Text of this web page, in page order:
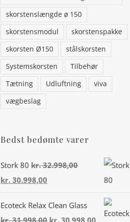
skorstenslængde ø 150
skorstensmodul
skorstenspakke
skorsten Ø150
stålskorsten
Systemskorsten
Tilbehør
Tætning
Udluftning
viva
vægbeslag
Bedst bedømte varer
Stork 80 kr.32.998,00
Den
oprindelige
pris
kr. 30.998,00
aktuelle
pris
Ecoteck Relax Clean Glass
Den
Din konto